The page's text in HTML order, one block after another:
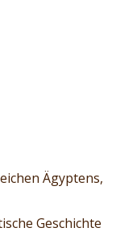
Ägyptens,
Geschichte